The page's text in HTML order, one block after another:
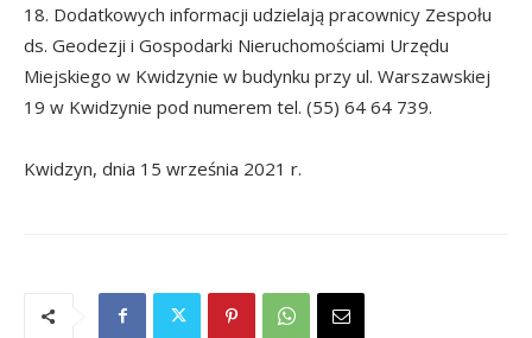
18. Dodatkowych informacji udzielają pracownicy Zespołu
ds. Geodezji i Gospodarki Nieruchomościami Urzędu
Miejskiego w Kwidzynie w budynku przy ul. Warszawskiej
19 w Kwidzynie pod numerem tel. (55) 64 64 739.
Kwidzyn, dnia 15 września 2021 r.